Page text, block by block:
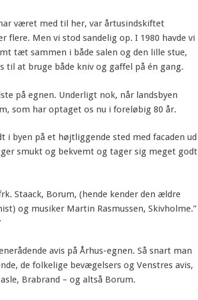
været med til her, var årtusindskiftet
flere. Men vi stod sandelig op. I 1980 havde vi
tæt sammen i både salen og den lille stue,
til at bruge både kniv og gaffel på én gang.
på egnen. Underligt nok, når landsbyen
som har optaget os nu i foreløbig 80 år.
i byen på et højtliggende sted med facaden ud
smukt og bekvemt og tager sig meget godt
Staack, Borum, (hende kender den ældre
og musiker Martin Rasmussen, Skivholme.”
avis på Århus-egnen. Så snart man
de folkelige bevægelsers og Venstres avis,
Brabrand – og altså Borum.